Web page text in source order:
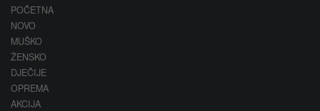
POČETNA
NOVO
MUŠKO
ŽENSKO
DJEČIJE
OPREMA
AKCIJA